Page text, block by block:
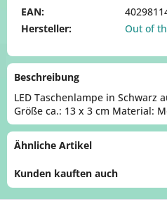
EAN:
Hersteller:
Out of
Beschreibung
LED Taschenlampe in Schwarz
Größe ca.: 13 x 3 cm Material:
Ähnliche Artikel
Kunden kauften auch